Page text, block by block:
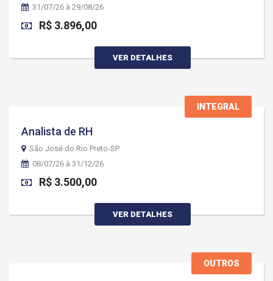
31/07/26 à 29/08/26
R$ 3.896,00
VER DETALHES
INTEGRAL
Analista de RH
São José do Rio Preto-SP
08/07/26 à 31/12/26
R$ 3.500,00
VER DETALHES
OUTROS